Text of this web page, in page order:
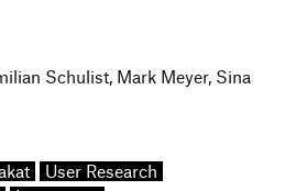
Schulist, Mark Meyer, Sina
User Research